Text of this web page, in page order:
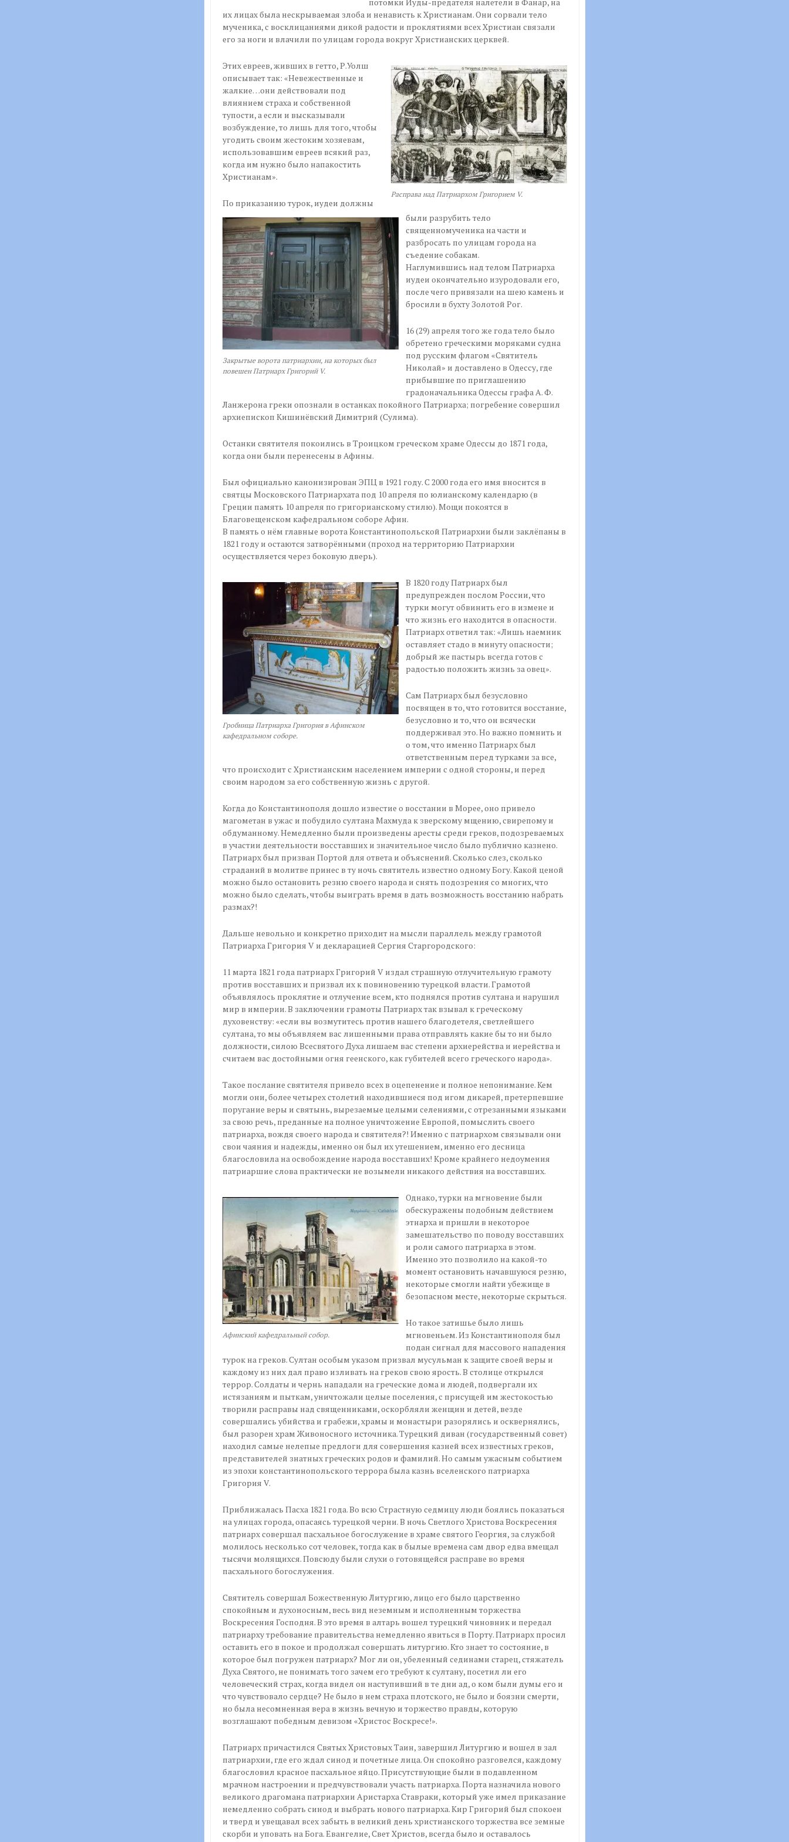
их лицах была нескрываемая злоба и ненависть к Христианам. Они сорвали тело
мученика, с восклицаниями дикой радости и проклятиями всех Христиан связали
его за ноги и влачили по улицам города вокруг Христианских церквей.
Расправа над Патриархом Григорием V.
Этих евреев, живших в гетто, Р.Уолш
описывает так: «Невежественные и
жалкие…они действовали под
влиянием страха и собственной
тупости, а если и высказывали
возбуждение, то лишь для того, чтобы
угодить своим жестоким хозяевам,
использовавшим евреев всякий раз,
когда им нужно было напакостить
Христианам».
Закрытые ворота патриархии, на которых был
повешен Патриарх Григорий V.
По приказанию турок, иудеи должны
были разрубить тело
священномученика на части и
разбросать по улицам города на
съедение собакам.
Наглумившись над телом Патриарха
иудеи окончательно изуродовали его,
после чего привязали на шею камень и
бросили в бухту Золотой Рог.
16 (29) апреля того же года тело было
обретено греческими моряками судна
под русским флагом «Святитель
Николай» и доставлено в Одессу, где
прибывшие по приглашению
градоначальника Одессы графа А. Ф.
Ланжерона греки опознали в останках покойного Патриарха; погребение совершил
архиепископ Кишинёвский Димитрий (Сулима).
Останки святителя покоились в Троицком греческом храме Одессы до 1871 года,
когда они были перенесены в Афины.
Был официально канонизирован ЭПЦ в 1921 году. С 2000 года его имя вносится в
святцы Московского Патриархата под 10 апреля по юлианскому календарю (в
Греции память 10 апреля по григорианскому стилю). Мощи покоятся в
Благовещенском кафедральном соборе Афин.
В память о нём главные ворота Константинопольской Патриархии были заклёпаны в
1821 году и остаются затворёнными (проход на территорию Патриархии
осуществляется через боковую дверь).
Гробница Патриарха Григория в Афинском
кафедральном соборе.
В 1820 году Патриарх был
предупрежден послом России, что
турки могут обвинить его в измене и
что жизнь его находится в опасности.
Патриарх ответил так: «Лишь наемник
оставляет стадо в минуту опасности;
добрый же пастырь всегда готов с
радостью положить жизнь за овец».
Сам Патриарх был безусловно
посвящен в то, что готовится восстание,
безусловно и то, что он всячески
поддерживал это. Но важно помнить и
о том, что именно Патриарх был
ответственным перед турками за все,
что происходит с Христианским населением империи с одной стороны, и перед
своим народом за его собственную жизнь с другой.
Когда до Константинополя дошло известие о восстании в Морее, оно привело
магометан в ужас и побудило султана Махмуда к зверскому мщению, свирепому и
обдуманному. Немедленно были произведены аресты среди греков, подозреваемых
в участии деятельности восставших и значительное число было публично казнено.
Патриарх был призван Портой для ответа и объяснений. Сколько слез, сколько
страданий в молитве принес в ту ночь святитель известно одному Богу. Какой ценой
можно было остановить резню своего народа и снять подозрения со многих, что
можно было сделать, чтобы выиграть время в дать возможность восстанию набрать
размах?!
Дальше невольно и конкретно приходит на мысли параллель между грамотой
Патриарха Григория V и декларацией Сергия Старгородского:
11 марта 1821 года патриарх Григорий V издал страшную отлучительную грамоту
против восставших и призвал их к повиновению турецкой власти. Грамотой
объявлялось проклятие и отлучение всем, кто поднялся против султана и нарушил
мир в империи. В заключении грамоты Патриарх так взывал к греческому
духовенству: «если вы возмутитесь против нашего благодетеля, светлейшего
султана, то мы объявляем вас лишенными права отправлять какие бы то ни было
должности, силою Всесвятого Духа лишаем вас степени архиерейства и иерейства и
считаем вас достойными огня геенского, как губителей всего греческого народа».
Такое послание святителя привело всех в оцепенение и полное непонимание. Кем
могли они, более четырех столетий находившиеся под игом дикарей, претерпевшие
поругание веры и святынь, вырезаемые целыми селениями, с отрезанными языками
за свою речь, преданные на полное уничтожение Европой, помыслить своего
патриарха, вождя своего народа и святителя?! Именно с патриархом связывали они
свои чаяния и надежды, именно он был их утешением, именно его десница
благословила на освобождение народа восставших! Кроме крайнего недоумения
патриаршие слова практически не возымели никакого действия на восставших.
Афинский кафедральный собор.
Однако, турки на мгновение были
обескуражены подобным действием
этнарха и пришли в некоторое
замешательство по поводу восставших
и роли самого патриарха в этом.
Именно это позволило на какой-то
момент остановить начавшуюся резню,
некоторые смогли найти убежище в
безопасном месте, некоторые скрыться.
Но такое затишье было лишь
мгновеньем. Из Константинополя был
подан сигнал для массового нападения
турок на греков. Султан особым указом призвал мусульман к защите своей веры и
каждому из них дал право изливать на греков свою ярость. В столице открылся
террор. Солдаты и чернь нападали на греческие дома и людей, подвергали их
истязаниям и пыткам, уничтожали целые поселения, с присущей им жестокостью
творили расправы над священниками, оскорбляли женщин и детей, везде
совершались убийства и грабежи, храмы и монастыри разорялись и осквернялись,
был разорен храм Живоносного источника. Турецкий диван (государственный совет)
находил самые нелепые предлоги для совершения казней всех известных греков,
представителей знатных греческих родов и фамилий. Но самым ужасным событием
из эпохи константинопольского террора была казнь вселенского патриарха
Григория V.
Приближалась Пасха 1821 года. Во всю Страстную седмицу люди боялись показаться
на улицах города, опасаясь турецкой черни. В ночь Светлого Христова Воскресения
патриарх совершал пасхальное богослужение в храме святого Георгия, за службой
молилось несколько сот человек, тогда как в былые времена сам двор едва вмещал
тысячи молящихся. Повсюду были слухи о готовящейся расправе во время
пасхального богослужения.
Святитель совершал Божественную Литургию, лицо его было царственно
спокойным и духоносным, весь вид неземным и исполненным торжества
Воскресения Господня. В это время в алтарь вошел турецкий чиновник и передал
патриарху требование правительства немедленно явиться в Порту. Патриарх просил
оставить его в покое и продолжал совершать литургию. Кто знает то состояние, в
которое был погружен патриарх? Мог ли он, убеленный сединами старец, стяжатель
Духа Святого, не понимать того зачем его требуют к султану, посетил ли его
человеческий страх, когда видел он наступивший в те дни ад, о ком были думы его и
что чувствовало сердце? Не было в нем страха плотского, не было и боязни смерти,
но была несомненная вера в жизнь вечную и торжество правды, которую
возглашают победным девизом «Христос Воскресе!».
Патриарх причастился Святых Христовых Таин, завершил Литургию и вошел в зал
патриархии, где его ждал синод и почетные лица. Он спокойно разговелся, каждому
благословил красное пасхальное яйцо. Присутствующие были в подавленном
мрачном настроении и предчувствовали участь патриарха. Порта назначила нового
великого драгомана патриархии Аристарха Ставраки, который уже имел приказание
немедленно собрать синод и выбрать нового патриарха. Кир Григорий был спокоен
и тверд и увещавал всех забыть в великий день христианского торжества все земные
скорби и уповать на Бога. Евангелие, Свет Христов, всегда было и оставалось